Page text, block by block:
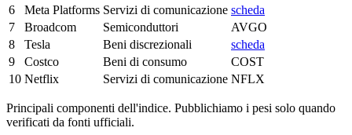
6
Meta Platforms Servizi di comunicazione scheda
7
Broadcom Semiconduttori
AVGO
8
Tesla Beni discrezionali
scheda
9
Costco Beni di consumo
COST
10 Netflix Servizi di comunicazione NFLX
Principali componenti dell'indice. Pubblichiamo i pesi solo quando
verificati da fonti ufficiali.